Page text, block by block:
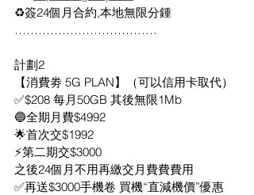
♻️簽24個月合約,本地無限分鍾
………………………………
計劃2
【消費劵 5G PLAN】（可以信用卡取代）
✅$208 每月50GB 其後無限1Mb
🔵全期月費$4992
🌟首次交$1992
⚡️第二期交$3000
之後24個月不用再繳交月費費費用
✅再送$3000手機卷 買機“直減機價”優惠